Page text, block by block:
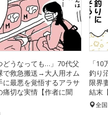
どうなっても…」70代父
で救急搬送→大人用オム
に最悪を覚悟するアラサ
痛切な実情【作者に聞
「
釣り
限界
結末
全国